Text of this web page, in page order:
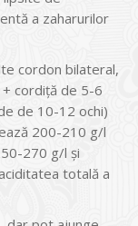
a zaharurilor
cordon bilateral,
cordiţă de 5-6
de 10-12 ochi)
200-210 g/l
270 g/l şi
totală a